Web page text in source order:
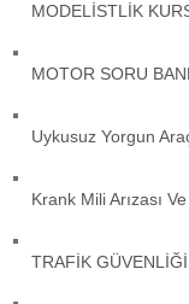
MODELİSTLİK
MOTOR SORU
Uykusuz Yorgun
Krank Mili Arızası
TRAFİK